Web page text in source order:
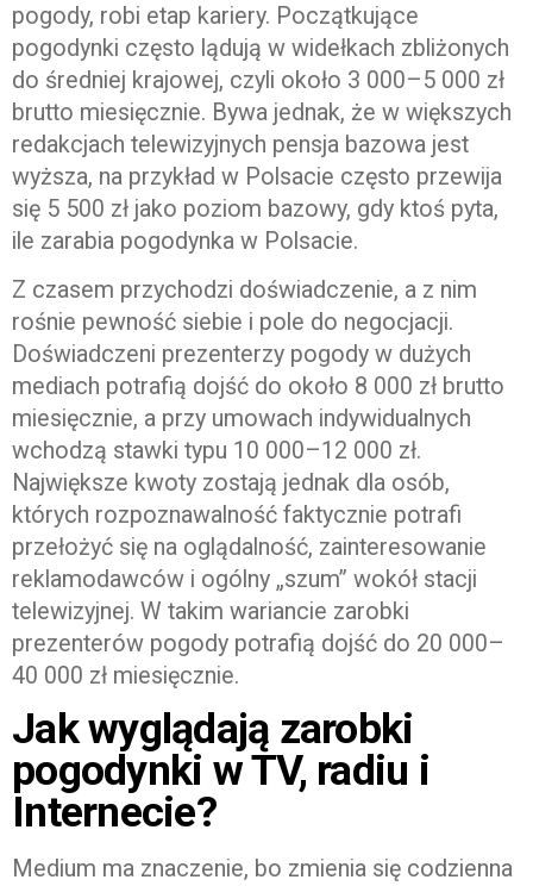
pogody, robi etap kariery. Początkujące
pogodynki często lądują w widełkach zbliżonych
do średniej krajowej, czyli około 3 000–5 000 zł
brutto miesięcznie. Bywa jednak, że w większych
redakcjach telewizyjnych pensja bazowa jest
wyższa, na przykład w Polsacie często przewija
się 5 500 zł jako poziom bazowy, gdy ktoś pyta,
ile zarabia pogodynka w Polsacie.
Z czasem przychodzi doświadczenie, a z nim
rośnie pewność siebie i pole do negocjacji.
Doświadczeni prezenterzy pogody w dużych
mediach potrafią dojść do około 8 000 zł brutto
miesięcznie, a przy umowach indywidualnych
wchodzą stawki typu 10 000–12 000 zł.
Największe kwoty zostają jednak dla osób,
których rozpoznawalność faktycznie potrafi
przełożyć się na oglądalność, zainteresowanie
reklamodawców i ogólny „szum” wokół stacji
telewizyjnej. W takim wariancie zarobki
prezenterów pogody potrafią dojść do 20 000–
40 000 zł miesięcznie.
Jak wyglądają zarobki
pogodynki w TV, radiu i
Internecie?
Medium ma znaczenie, bo zmienia się codzienna